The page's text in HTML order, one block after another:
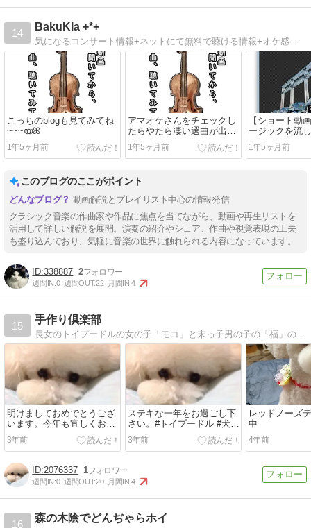
14
BakuKla +*+
気になるコンサート情報+ネットにて無料で聴ける情報+オケ感想+猫+100均その他モロモロ感想ブログ*
こっちのblogも見てみてね
~~~യꕤ
1年5ヶ月前
アマオケさんをチェックし
たらやたら凄い選曲が出て
来たので、まとめ感想動画
にしました♪
1年5ヶ月前
【ショート動
ージックを流
る動画完結し
(メンデルスゾ
1番の話)
1年5ヶ月前
このブログのここがポイント
動画解説とプレイリスト中心の情報発信
クラシック音楽の作曲家や作品に焦点を当てながら、動画や再生リストを
活用して詳しい解説を展開。演奏の紹介やシェア、作曲や視覚表現の工夫
も盛り込んでおり、気軽に音楽の世界に触れられる内容になっています。
338887 2
週間IN:0 週間OUT:22 月間IN:4
15
手作り倶楽部
長女のトイプードルの女の子「モコ」と末っ子男の子の「福」の子育てに毎日奮闘していますペットとの暮らしや、ちょっと手を加えただけの簡単な手作りの品を、手作りのブログで紹介していきたいと思っています。
明けましておめでとうござ
います。今年も宜しくお願
い致します。#白黒猫 #猫 #
ねこ #白...
3年前
ステキな一年をお過ごし下
さい。#トイプードル #犬の
いる暮らし #犬のいる生活
#いぬ...
3年前
レッドノーズ
中
4年前
2076337 1
週間IN:0 週間OUT:20 月間IN:4
16
森の木陰でどんぢゃらホイ